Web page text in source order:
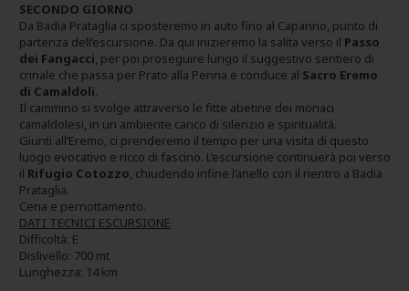
SECONDO GIORNO
Da Badia Prataglia ci sposteremo in auto fino al Capanno, punto di
partenza dell’escursione. Da qui inizieremo la salita verso il Passo
dei Fangacci, per poi proseguire lungo il suggestivo sentiero di
crinale che passa per Prato alla Penna e conduce al Sacro Eremo
di Camaldoli.
Il cammino si svolge attraverso le fitte abetine dei monaci
camaldolesi, in un ambiente carico di silenzio e spiritualità.
Giunti all’Eremo, ci prenderemo il tempo per una visita di questo
luogo evocativo e ricco di fascino. L’escursione continuerà poi verso
il Rifugio Cotozzo, chiudendo infine l’anello con il rientro a Badia
Prataglia.
Cena e pernottamento.
DATI TECNICI ESCURSIONE
Difficoltà: E
Dislivello: 700 mt
Lunghezza: 14 km